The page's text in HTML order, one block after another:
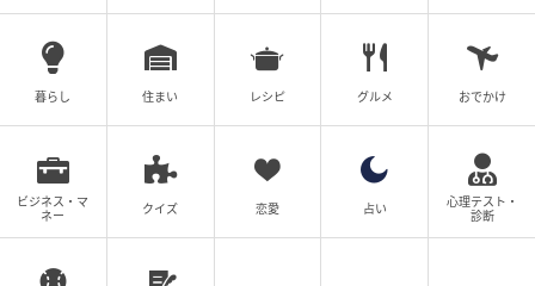
暮らし 住まい レシピ グルメ おでかけ
ビジネス・マ
ネー
クイズ 恋愛 占い
心理テスト・
診断